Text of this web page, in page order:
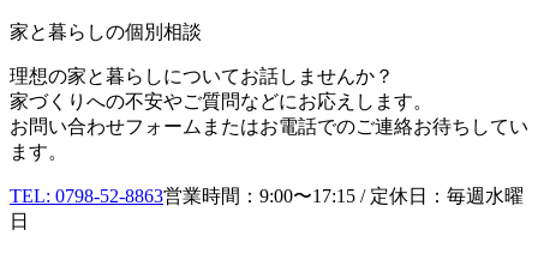
家と暮らしの個別相談
理想の家と暮らしについてお話しませんか？
家づくりへの不安やご質問などにお応えします。
お問い合わせフォームまたはお電話でのご連絡お待ちしてい
ます。
TEL: 0798-52-8863営業時間：9:00〜17:15 / 定休日：毎週水曜
日